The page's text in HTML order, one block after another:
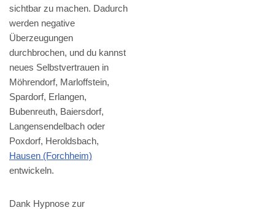
sichtbar zu machen. Dadurch
werden negative
Überzeugungen
durchbrochen, und du kannst
neues Selbstvertrauen in
Möhrendorf, Marloffstein,
Spardorf, Erlangen,
Bubenreuth, Baiersdorf,
Langensendelbach oder
Poxdorf, Heroldsbach,
Hausen (Forchheim)
entwickeln.
Dank Hypnose zur